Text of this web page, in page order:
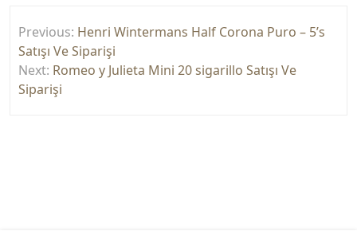
gezinmesi
Previous: Henri Wintermans Half Corona Puro – 5’s
Satışı Ve Siparişi
Next: Romeo y Julieta Mini 20 sigarillo Satışı Ve
Siparişi